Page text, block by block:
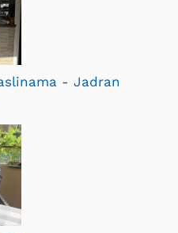
- Jadran